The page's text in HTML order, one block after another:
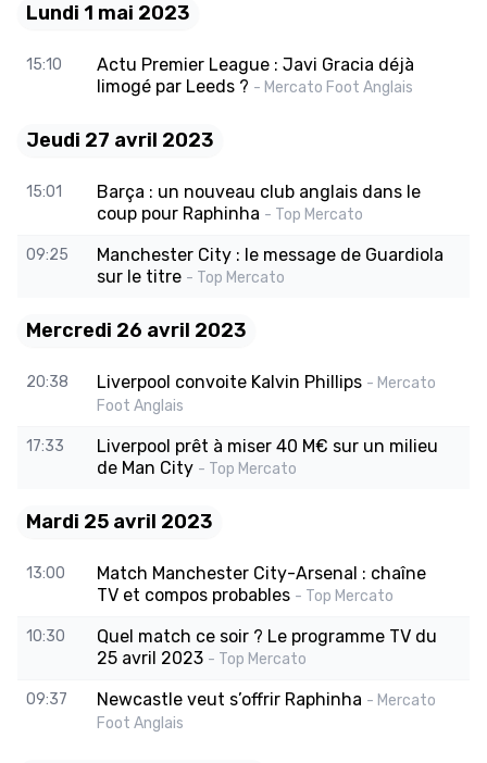
Lundi 1 mai 2023
15:10
Actu Premier League : Javi Gracia déjà
limogé par Leeds ? - Mercato Foot Anglais
Jeudi 27 avril 2023
15:01
Barça : un nouveau club anglais dans le
coup pour Raphinha - Top Mercato
09:25
Manchester City : le message de Guardiola
sur le titre - Top Mercato
Mercredi 26 avril 2023
20:38 Liverpool convoite Kalvin Phillips - Mercato
Foot Anglais
17:33
Liverpool prêt à miser 40 M€ sur un milieu
de Man City - Top Mercato
Mardi 25 avril 2023
13:00
Match Manchester City-Arsenal : chaîne
TV et compos probables - Top Mercato
10:30
Quel match ce soir ? Le programme TV du
25 avril 2023 - Top Mercato
09:37 Newcastle veut s’offrir Raphinha - Mercato
Foot Anglais